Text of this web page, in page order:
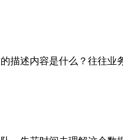
描述内容是什么？往往